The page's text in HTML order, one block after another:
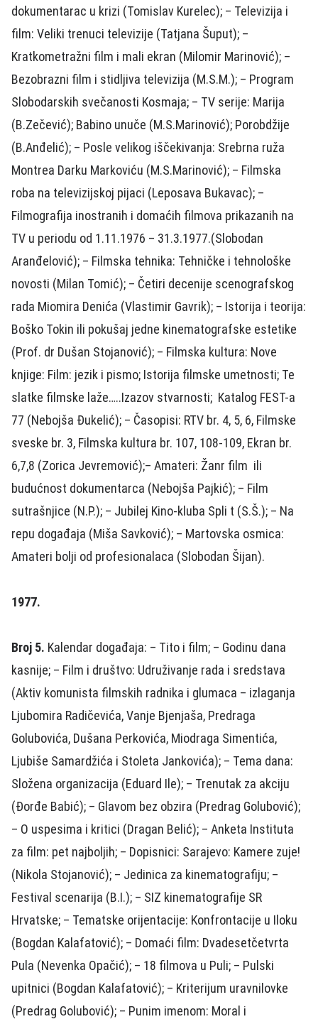
dokumentarac u krizi (Tomislav Kurelec); – Televizija i
film: Veliki trenuci televizije (Tatjana Šuput); –
Kratkometražni film i mali ekran (Milomir Marinović); –
Bezobrazni film i stidljiva televizija (M.S.M.); – Program
Slobodarskih svečanosti Kosmaja; – TV serije: Marija
(B.Zečević); Babino unuče (M.S.Marinović); Porobdžije
(B.Anđelić); – Posle velikog iščekivanja: Srebrna ruža
Montrea Darku Markoviću (M.S.Marinović); – Filmska
roba na televizijskoj pijaci (Leposava Bukavac); –
Filmografija inostranih i domaćih filmova prikazanih na
TV u periodu od 1.11.1976 – 31.3.1977.(Slobodan
Aranđelović); – Filmska tehnika: Tehničke i tehnološke
novosti (Milan Tomić); – Četiri decenije scenografskog
rada Miomira Denića (Vlastimir Gavrik); – Istorija i teorija:
Boško Tokin ili pokušaj jedne kinematografske estetike
(Prof. dr Dušan Stojanović); – Filmska kultura: Nove
knjige: Film: jezik i pismo; Istorija filmske umetnosti; Te
slatke filmske laže…..Izazov stvarnosti; Katalog FEST-a
77 (Nebojša Đukelić); – Časopisi: RTV br. 4, 5, 6, Filmske
sveske br. 3, Filmska kultura br. 107, 108-109, Ekran br.
6,7,8 (Zorica Jevremović);– Amateri: Žanr film ili
budućnost dokumentarca (Nebojša Pajkić); – Film
sutrašnjice (N.P.); – Jubilej Kino-kluba Spli t (S.Š.); – Na
repu događaja (Miša Savković); – Martovska osmica:
Amateri bolji od profesionalaca (Slobodan Šijan).
1977.
Broj 5. Kalendar događaja: – Tito i film; – Godinu dana
kasnije; – Film i društvo: Udruživanje rada i sredstava
(Aktiv komunista filmskih radnika i glumaca – izlaganja
Ljubomira Radičevića, Vanje Bjenjaša, Predraga
Golubovića, Dušana Perkovića, Miodraga Simentića,
Ljubiše Samardžića i Stoleta Jankovića); – Tema dana:
Složena organizacija (Eduard Ile); – Trenutak za akciju
(Đorđe Babić); – Glavom bez obzira (Predrag Golubović);
– O uspesima i kritici (Dragan Belić); – Anketa Instituta
za film: pet najboljih; – Dopisnici: Sarajevo: Kamere zuje!
(Nikola Stojanović); – Jedinica za kinematografiju; –
Festival scenarija (B.I.); – SIZ kinematografije SR
Hrvatske; – Tematske orijentacije: Konfrontacije u Iloku
(Bogdan Kalafatović); – Domaći film: Dvadesetčetvrta
Pula (Nevenka Opačić); – 18 filmova u Puli; – Pulski
upitnici (Bogdan Kalafatović); – Kriterijum uravnilovke
(Predrag Golubović); – Punim imenom: Moral i